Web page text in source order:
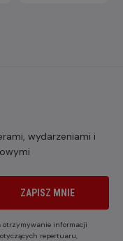
wydarzeniami i
ZAPISZ MNIE
otrzymywanie informacji
repertuaru,